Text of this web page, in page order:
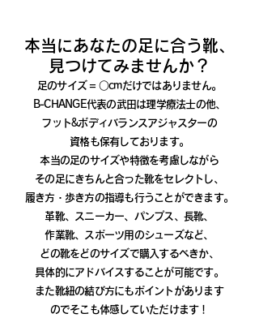
本当にあなたの足に合う靴、
見つけてみませんか？
足のサイズ = ○cmだけではありません。
B-CHANGE代表の武田は理学療法士の他、
フット&ボディバランスアジャスターの
資格も保有しております。
本当の足のサイズや特徴を考慮しながら
その足にきちんと合った靴をセレクトし、
履き方・歩き方の指導も行うことができます。
革靴、スニーカー、パンプス、長靴、
作業靴、スポーツ用のシューズなど、
どの靴をどのサイズで購入するべきか、
具体的にアドバイスすることが可能です。
また靴紐の結び方にもポイントがあります
のでそこも体感していただけます！